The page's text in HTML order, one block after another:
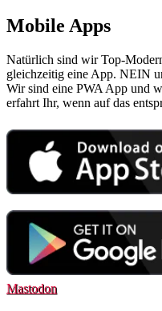
Mobile Apps
Natürlich sind wir Top-
gleichzeitig eine App. NEIN
Wir sind eine PWA App und
erfahrt Ihr, wenn auf das
Mastodon